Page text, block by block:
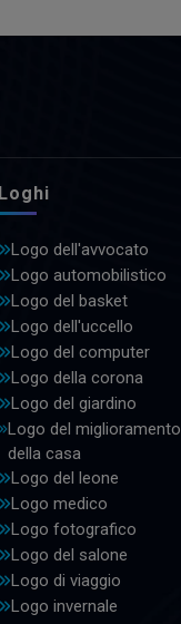
Loghi
Logo dell'avvocato
Logo automobilistico
Logo del basket
Logo dell'uccello
Logo del computer
Logo della corona
Logo del giardino
Logo del miglioramento
della casa
Logo del leone
Logo medico
Logo fotografico
Logo del salone
Logo di viaggio
Logo invernale